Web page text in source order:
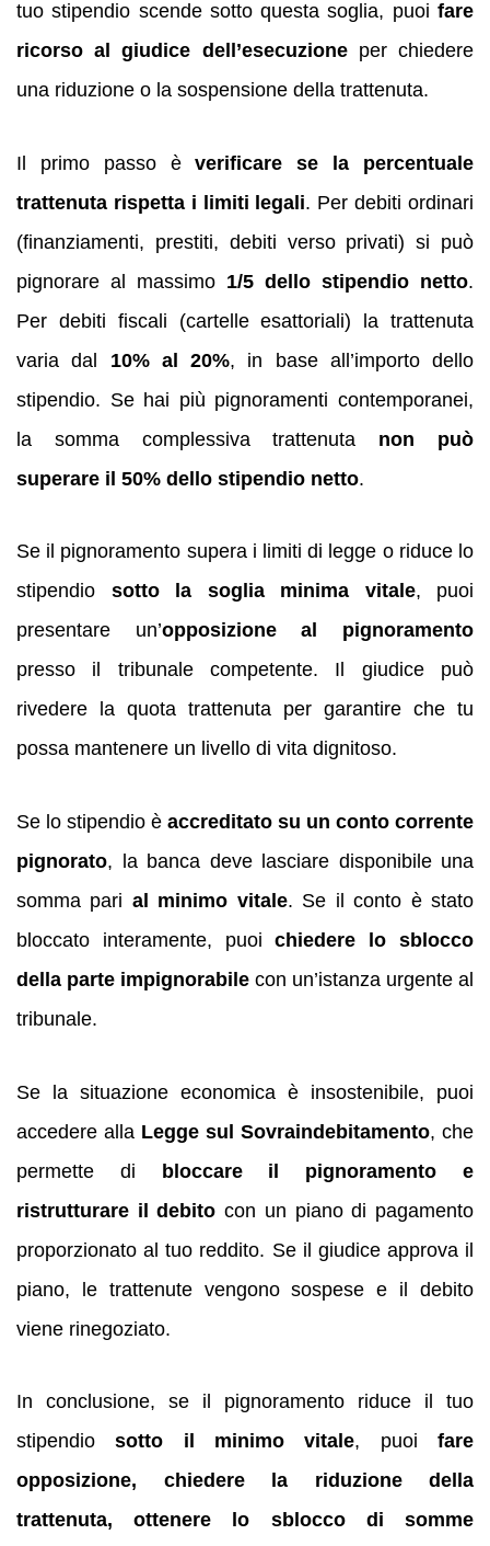
tuo stipendio scende sotto questa soglia, puoi fare
ricorso al giudice dell’esecuzioneper chiedere
una riduzione o la sospensione della trattenuta.
Il primo passo èverificare se la percentuale
trattenuta rispetta i limiti legali. Per debiti ordinari
(finanziamenti, prestiti, debiti verso privati) si può
pignorare al massimo 1/5 dello stipendio netto.
Per debiti fiscali (cartelle esattoriali) la trattenuta
varia dal 10% al 20%, in base all’importo dello
stipendio. Se hai più pignoramenti contemporanei,
la somma complessiva trattenuta non può
superare il 50% dello stipendio netto.
Se il pignoramento supera i limiti di legge o riduce lo
stipendio sotto la soglia minima vitale, puoi
presentare un’opposizione al pignoramento
presso il tribunale competente. Il giudice può
rivedere la quota trattenuta per garantire che tu
possa mantenere un livello di vita dignitoso.
Se lo stipendio è accreditato su un conto corrente
pignorato, la banca deve lasciare disponibile una
somma pari al minimo vitale. Se il conto è stato
bloccato interamente, puoichiedere lo sblocco
della parte impignorabile con un’istanza urgente al
tribunale.
Se la situazione economica è insostenibile, puoi
accedere alla Legge sul Sovraindebitamento, che
permette di bloccare il pignoramento e
ristrutturare il debito con un piano di pagamento
proporzionato al tuo reddito. Se il giudice approva il
piano, le trattenute vengono sospese e il debito
viene rinegoziato.
In conclusione, se il pignoramento riduce il tuo
stipendiosotto il minimo vitale, puoifare
opposizione, chiedere la riduzione della
trattenuta, ottenere lo sblocco di somme